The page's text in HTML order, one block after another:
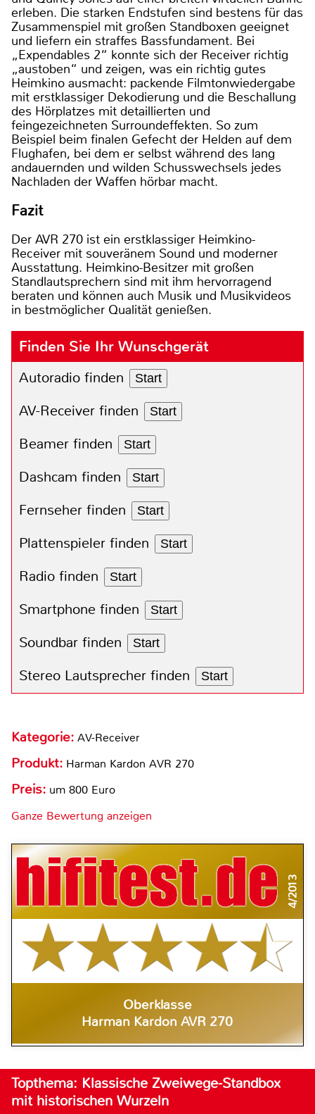
erleben. Die starken Endstufen sind bestens für das
Zusammenspiel mit großen Standboxen geeignet
und liefern ein straffes Bassfundament. Bei
„Expendables 2“ konnte sich der Receiver richtig
„austoben“ und zeigen, was ein richtig gutes
Heimkino ausmacht: packende Filmtonwiedergabe
mit erstklassiger Dekodierung und die Beschallung
des Hörplatzes mit detaillierten und
feingezeichneten Surroundeffekten. So zum
Beispiel beim finalen Gefecht der Helden auf dem
Flughafen, bei dem er selbst während des lang
andauernden und wilden Schusswechsels jedes
Nachladen der Waffen hörbar macht.
Fazit
Der AVR 270 ist ein erstklassiger Heimkino-
Receiver mit souveränem Sound und moderner
Ausstattung. Heimkino-Besitzer mit großen
Standlautsprechern sind mit ihm hervorragend
beraten und können auch Musik und Musikvideos
in bestmöglicher Qualität genießen.
Finden Sie Ihr Wunschgerät
Autoradio finden Start
AV-Receiver finden Start
Beamer finden Start
Dashcam finden Start
Fernseher finden Start
Plattenspieler finden Start
Radio finden Start
Smartphone finden Start
Soundbar finden Start
Stereo Lautsprecher finden Start
Kategorie: AV-Receiver
Produkt: Harman Kardon AVR 270
Preis: um 800 Euro
Ganze Bewertung anzeigen
4/2013
Oberklasse
Harman Kardon AVR 270
Topthema: Klassische Zweiwege-Standbox
mit historischen Wurzeln